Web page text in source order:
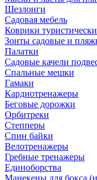
Шезлонги
Садовая мебель
Коврики
Зонты садовые и
Палатки
Садовые качели
Спальные мешки
Гамаки
Кардиотренажеры
Беговые дорожки
Орбитреки
Степперы
Спин байки
Велотренажеры
Гребные тренажеры
Единоборства
Манекены для бокса